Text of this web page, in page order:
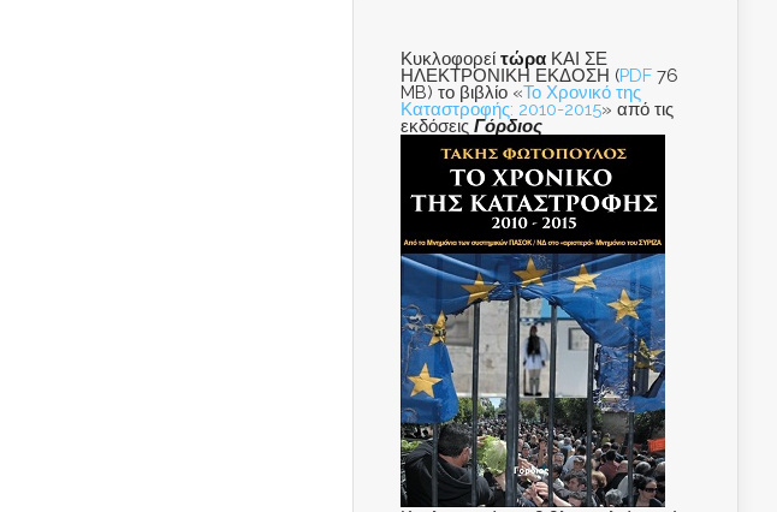
Κυκλοφορεί τώρα ΚΑΙ ΣΕ
ΗΛΕΚΤΡΟΝΙΚΗ ΕΚΔΟΣΗ (PDF 76
MB) το βιβλίο «Το Χρονικό της
Καταστροφής: 2010-2015» από τις
εκδόσεις Γόρδιος